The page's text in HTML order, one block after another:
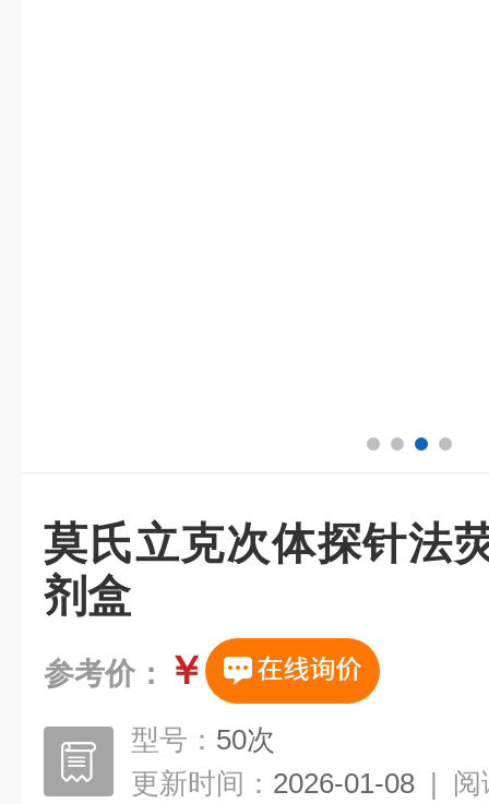
莫氏立克次体探针法
剂盒
参考价： ￥
型号： 50次
更新时间： 2026-01-08 | 阅